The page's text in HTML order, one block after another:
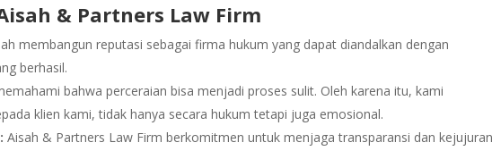
& Partners Law Firm
membangun reputasi sebagai firma hukum yang dapat diandalkan dengan
berhasil.
bahwa perceraian bisa menjadi proses sulit. Oleh karena itu, kami
klien kami, tidak hanya secara hukum tetapi juga emosional.
Aisah & Partners Law Firm berkomitmen untuk menjaga transparansi dan kejujuran